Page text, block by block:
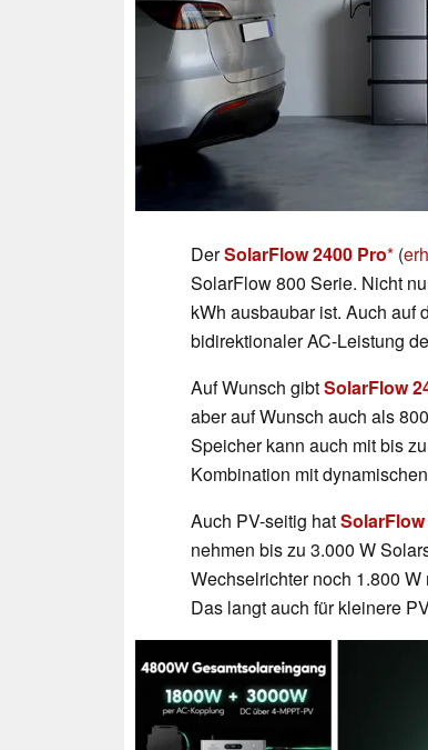
DerSolarFlow 2400 Pro (
SolarFlow 800 Serie. Nicht
kWh ausbaubar ist. Auch auf
bidirektionaler AC-Leistung
Auf Wunsch gibtSolarFlow
aber auf Wunsch auch als
Speicher kann auch mit bis
Kombination mit
Auch PV-seitig hat
nehmen bis zu 3.000 W
Wechselrichter noch 1.800
Das langt auch für kleinere